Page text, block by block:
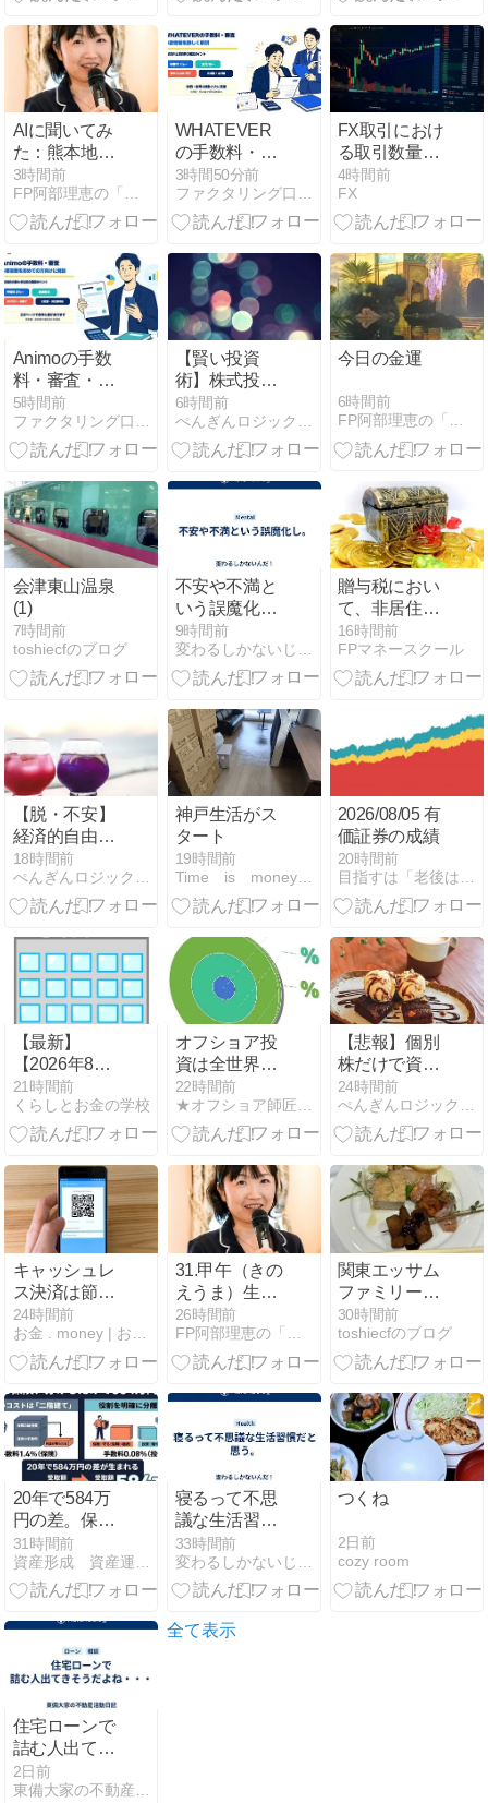
金
AIに聞いてみ
た：熊本地震
寄付するなら
どの団体がい
い？
3時間前
FP阿部理恵の「お金の知識ないと生き残れないよ」
WHATEVER
の手数料・審
査・必要書類
を詳しく解説
3時間50分前
ファクタリング口コミ・比較ならFundBridge
FX取引におけ
る取引数量の
基本と必要資
金の計算方法
4時間前
FX
Animoの手数
料・審査・必
要書類を初め
ての方向けに
解説
5時間前
ファクタリング口コミ・比較ならFundBridge
【賢い投資
術】株式投資
で税制優遇を
活用して個別
株を最大効率
法
6時間前
ぺんぎんロジックFP講座
今日の金運
6時間前
FP阿部理恵の「お金の知識ないと生き残れないよ」
会津東山温泉
(1)
7時間前
toshiecfのブログ
不安や不満と
いう誤魔化
し。
9時間前
変わるしかないじゃん！
贈与税におい
て、非居住無
制限納税義務
者及び制限納
税義務者はい
贈与に係る相
続時精算課税
の適用を受け
る対象です
か？
16時間前
FPマネースクール
【脱・不安】
経済的自由を
掴むための
「国際分散×
新NISA」完全
ップ
18時間前
ぺんぎんロジックFP講座
神戸生活がス
タート
19時間前
Time is moneyキムのお金日記
2026/08/05 有
価証券の成績
20時間前
目指すは「老後は不労所得だけで生活」。FPの投資記録
【最新】
【2026年8月
募集分】個人
向け国債と新
窓販国債┃資
21時間前
くらしとお金の学校
オフショア投
資は全世界で
販売中止とな
るケースと日
本人だけ契約
つのケースが
ある！購入で
きるうちに行
動を早めるべ
し！
22時間前
★オフショア師匠★の資産運用調査分析ダイアリー
【悲報】個別
株だけで資産
形成は無理ゲ
ー？マネーリ
テラシーを高
ト平均法で勝
つ方法
24時間前
ぺんぎんロジックFP講座
キャッシュレ
ス決済は節約
になる？使い
すぎを防ぐた
めの考え方
24時間前
お金 . money | お金の総合サイト
31.甲午（きの
えうま）生ま
れの金運
26時間前
FP阿部理恵の「お金の知識ないと生き残れないよ」
関東エッサム
ファミリー会
2026年懇親会
(3)
30時間前
toshiecfのブログ
20年で584万
円の差。保険
で「殖やす」
のをやめた日
に、私が計算
31時間前
寝るって不思
議な生活習慣
だと思う。
33時間前
つくね
2日前
cozy room
住宅ローンで
詰む人出てき
そうだよ
ね・・・
2日前
全て表示